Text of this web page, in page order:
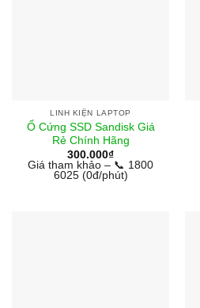
LINH KIỆN LAPTOP
Ổ Cứng SSD Sandisk Giá
Rẻ Chính Hãng
300.000₫
Giá tham khảo – 📞 1800
6025 (0đ/phút)